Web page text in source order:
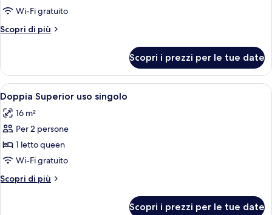
Doppia
Superior
Wi-Fi gratuito
Scopri di più
Altri
Superior
Scopri i prezzi per le tue date
Apri
tutte
le
foto
per
Doppia
Superior
uso
Camera d'albergo con parete in
8
Doppia Superior uso singolo
16 m²
Per 2 persone
1 letto queen
Wi-Fi gratuito
Scopri di più
Altri
Scopri i prezzi per le tue date